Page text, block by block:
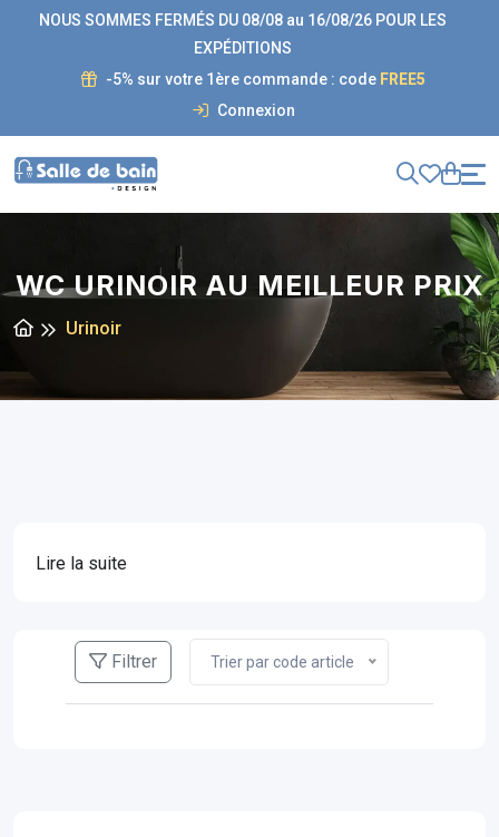
NOUS SOMMES FERMÉS DU 08/08 au 16/08/26 POUR LES
EXPÉDITIONS
-5% sur votre 1ère commande : code FREE5
Connexion
WC URINOIR AU MEILLEUR PRIX
Urinoir
Lire la suite
Filtrer Trier par code article